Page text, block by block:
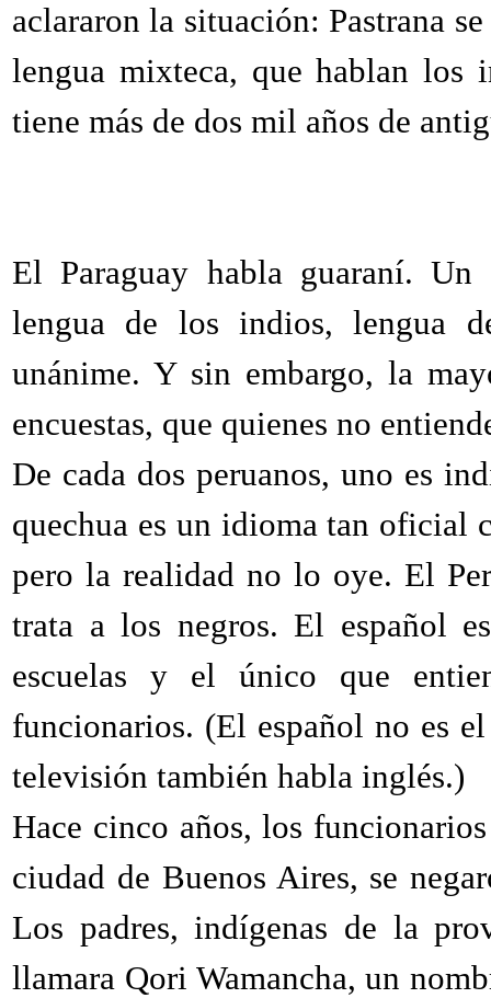
aclararon la situación: Pastrana
lengua mixteca, que hablan los
tiene más de dos mil años de
El Paraguay habla guaraní.
lengua de los indios, lengua
unánime. Y sin embargo, la
encuestas, que quienes no
De cada dos peruanos, uno es
quechua es un idioma tan oficial
pero la realidad no lo oye. El
trata a los negros. El español
escuelas y el único que
funcionarios. (El español no es
televisión también habla inglés.)
Hace cinco años, los
ciudad de Buenos Aires, se
Los padres, indígenas de la
llamara Qori Wamancha, un